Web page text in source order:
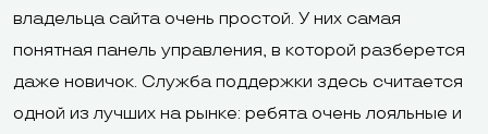
владельца сайта очень простой. У них самая
понятная панель управления, в которой разберется
даже новичок. Служба поддержки здесь считается
одной из лучших на рынке: ребята очень лояльные и